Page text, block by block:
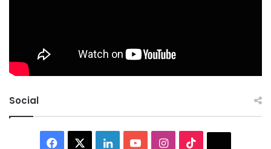
Social
Facebook LinkedInYouTubeInstagram